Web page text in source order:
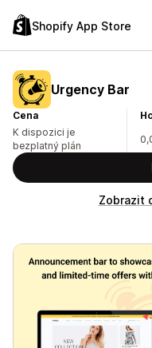
Shopify App Store
Urgency Bar
Cena
K dispozici je
bezplatný plán
Zobrazit